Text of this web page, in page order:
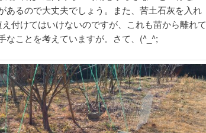
あるので大丈夫でしょう。また、苦土石灰を入れ
付けてはいけないのですが、これも苗から離れて
なことを考えていますが。さて、(^_^;